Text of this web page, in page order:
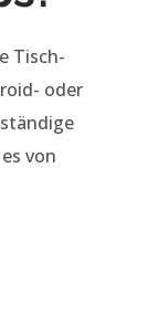
Tisch-
oder
von